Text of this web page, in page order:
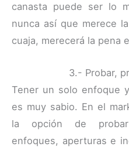
canasta puede ser lo
nunca así que merece
cuaja, merecerá la pena
3.- Probar,
Tener un solo enfoque
es muy sabio. En el
la opción de probar
enfoques, aperturas e